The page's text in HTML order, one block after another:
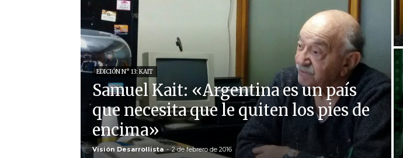
EDICIÓN N° 13: KAIT
Samuel Kait: «Argentina es un país
que necesita que le quiten los pies de
encima»
Visión Desarrollista - 2 de febrero de 2016